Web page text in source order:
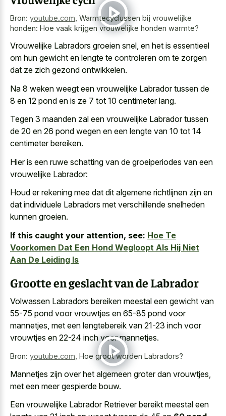
Bron: youtube.com Warmtecyclussen bij vrouwelijke
honden: Hoe vaak krijgen vrouwelijke honden warmte?
Vrouwelijke Labradors groeien snel, en het is essentieel
om hun gewicht en lengte te controleren om te zorgen
dat ze zich gezond ontwikkelen.
Na 8 weken weegt een vrouwelijke Labrador tussen de
8 en 12 pond en is ze 7 tot 10 centimeter lang.
Tegen 3 maanden zal een vrouwelijke Labrador tussen
de 20 en 26 pond wegen en een lengte van 10 tot 14
centimeter bereiken.
Hier is een ruwe schatting van de groeiperiodes van een
vrouwelijke Labrador:
Houd errekening mee dat dit algemene richtlijnen zijn en
dat individuele Labradors met verschillende snelheden
kunnen groeien.
If this caught your attention, see: Hoe Te
Voorkomen Dat Een Hond Wegloopt Als Hij Niet
Aan De Leiding Is
Grootte en geslacht van de Labrador
Volwassen Labradors bereiken meestal een gewicht van
55-75 pond voor vrouwtjes en 65-85 pond voor
mannetjes, met een lengtebereik van 21-23 inch voor
vrouwtjes en 22-24 inch voor mannetjes.
Bron: youtube.com Hoe groot worden Labradors?
Mannetjes zijn over het algemeen groter dan vrouwtjes,
met een meer gespierde bouw.
Een vrouwelijke Labrador Retriever bereikt meestal een